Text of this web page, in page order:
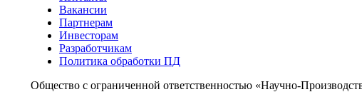
Вакансии
Партнерам
Инвесторам
Разработчикам
Политика обработки ПД
Общество с ограниченной ответственностью «Научно-